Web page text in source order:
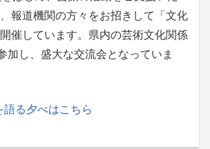
報道機関の方々をお招きして「文化
催しています。県内の芸術文化関係
加し、盛大な交流会となっていま
語る夕べはこちら